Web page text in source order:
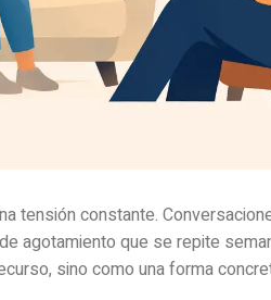
tensión constante.
agotamiento que se repite
sino como una forma